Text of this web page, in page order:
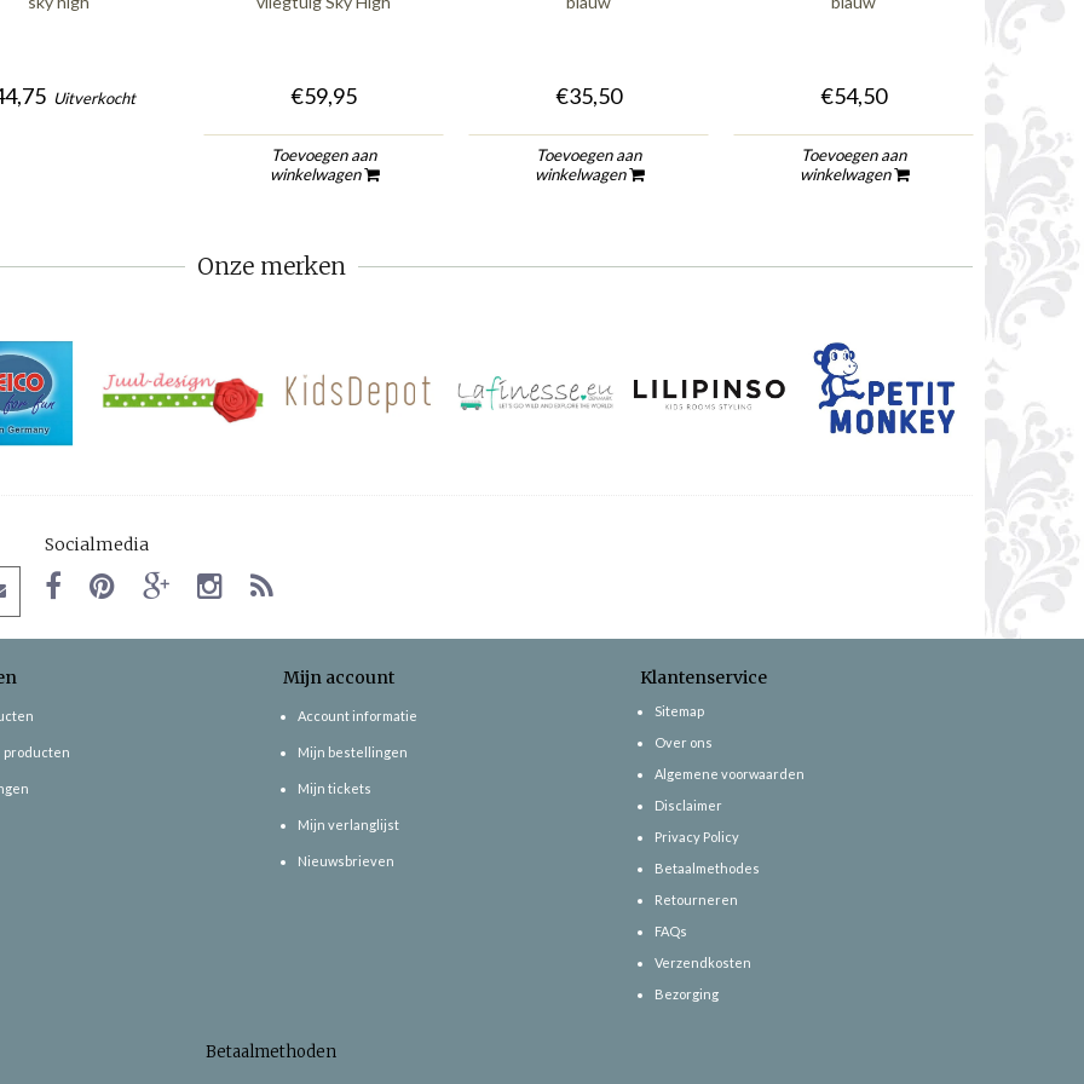
Uitverkocht €59,95
Toevoegen aan
winkelwagen
€35,50
Toevoegen aan
winkelwagen
€54,50
Toevoegen aan
winkelwagen
Onze merken
Socialmedia
producten
Mijn account
Account informatie
Mijn bestellingen
Mijn tickets
Mijn verlanglijst
Nieuwsbrieven
Klantenservice
Sitemap
Over ons
Algemene voorwaarden
Disclaimer
Privacy Policy
Betaalmethodes
Retourneren
FAQs
Verzendkosten
Bezorging
Betaalmethoden